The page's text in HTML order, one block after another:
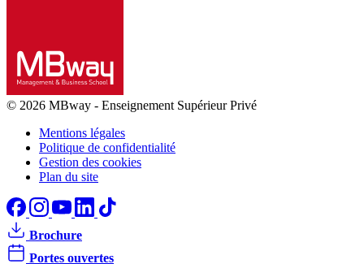
© 2026 MBway - Enseignement Supérieur Privé
Mentions légales
Politique de confidentialité
Gestion des cookies
Plan du site
Brochure
Portes ouvertes